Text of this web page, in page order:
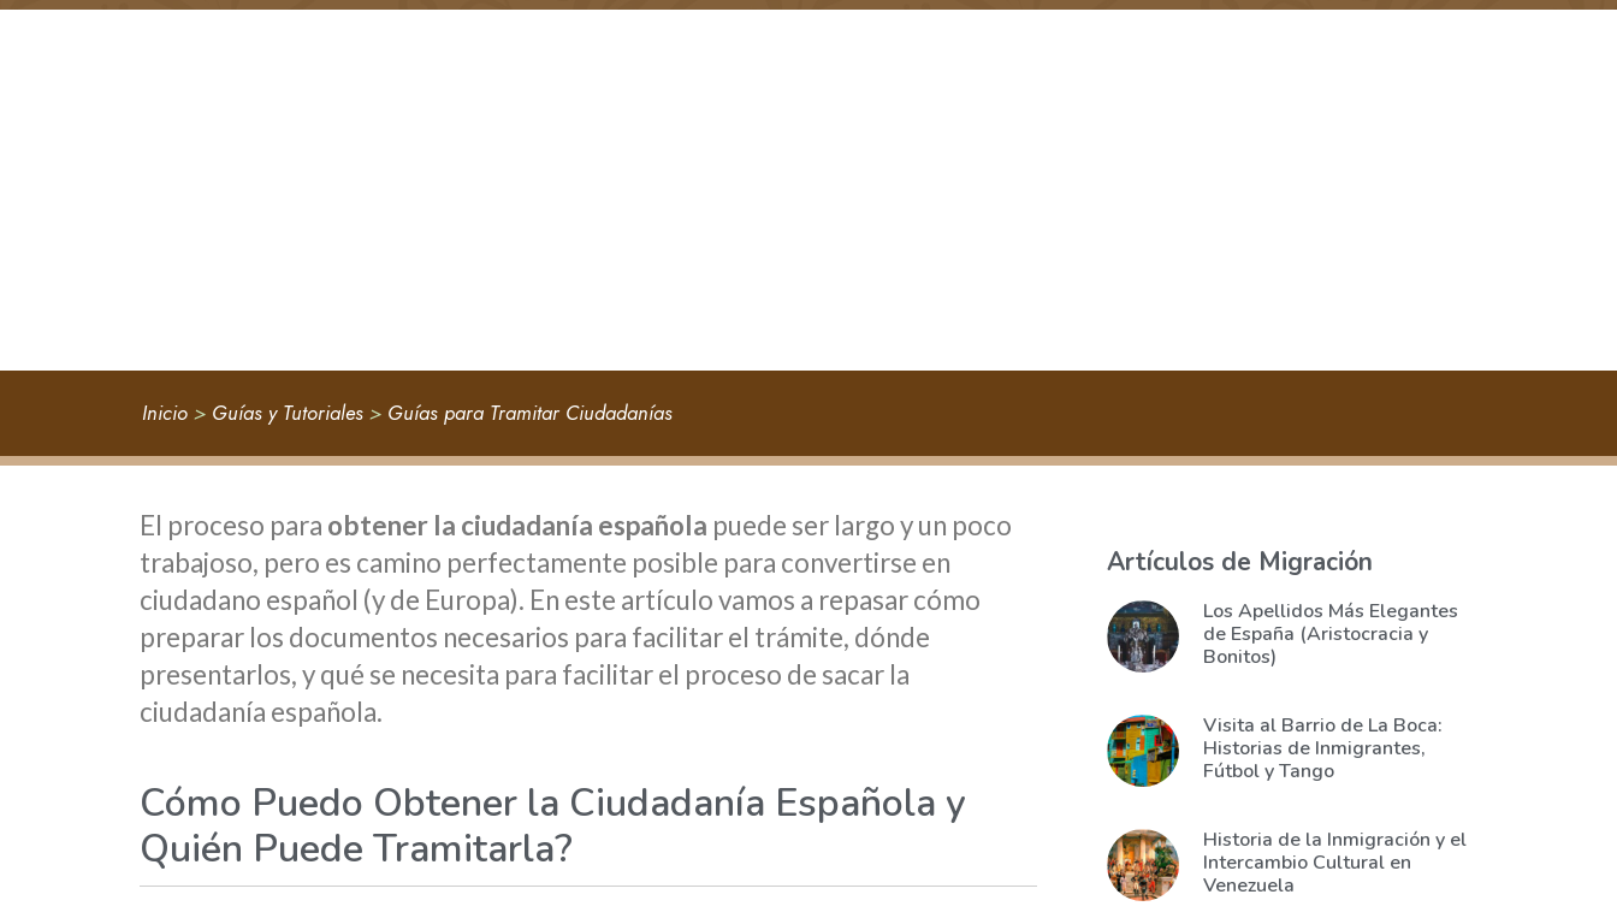
Inicio > Guías y Tutoriales > Guías para Tramitar Ciudadanías
El proceso para obtener la ciudadanía española puede ser largo y un poco
trabajoso, pero es camino perfectamente posible para convertirse en
ciudadano español (y de Europa). En este artículo vamos a repasar cómo
preparar los documentos necesarios para facilitar el trámite, dónde
presentarlos, y qué se necesita para facilitar el proceso de sacar la
ciudadanía española.
Cómo Puedo Obtener la Ciudadanía Española y
Quién Puede Tramitarla?
Artículos de Migración
Los Apellidos Más Elegantes
de España (Aristocracia y
Bonitos)
Visita al Barrio de La Boca:
Historias de Inmigrantes,
Fútbol y Tango
Historia de la Inmigración y el
Intercambio Cultural en
Venezuela